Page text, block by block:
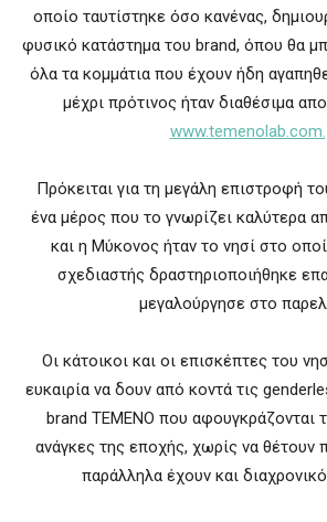
οποίο ταυτίστηκε όσο κανένας,
φυσικό κατάστημα του brand, όπου θα
όλα τα κομμάτια που έχουν ήδη
μέχρι πρότινος ήταν διαθέσιμα
www.temenolab.com.
Πρόκειται για τη μεγάλη επιστροφή
ένα μέρος που το γνωρίζει καλύτερα
και η Μύκονος ήταν το νησί στο
σχεδιαστής δραστηριοποιήθηκε
μεγαλούργησε στο
Οι κάτοικοι και οι επισκέπτες του
ευκαιρία να δουν από κοντά τις
brand TEMENO που αφουγκράζονται
ανάγκες της εποχής, χωρίς να θέτουν
παράλληλα έχουν και